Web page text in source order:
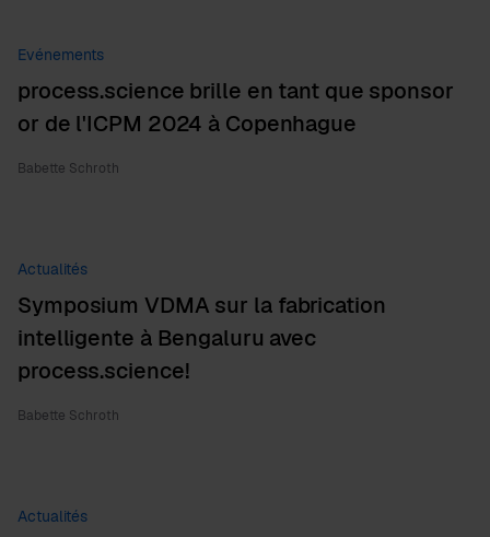
Evénements
process.science brille en tant que sponsor
or de l'ICPM 2024 à Copenhague
Babette Schroth
Actualités
Symposium VDMA sur la fabrication
intelligente à Bengaluru avec
process.science!
Babette Schroth
Actualités